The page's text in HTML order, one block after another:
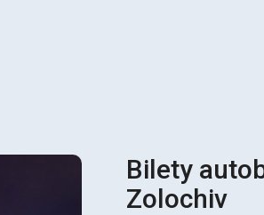
Bilety
Zolochiv